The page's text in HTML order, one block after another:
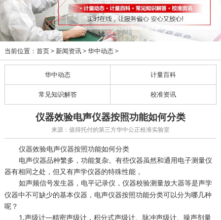
当前位置： 首页> 新闻资讯> 华中动态>
华中动态 计量百科
常见知识解答 校准资讯
仪器效验电声仪器按照功能如何分类
来源：值得托付的第三方华中公正校准实验室
仪器效验电声仪器按照功能如何分类
电声仪器品种繁多，功能复杂。有些仪器虽然和通用电子测量仪
器有相同之处，但又有声学仪器的特殊性能，
如声频信号发生器，电平记录仪， 仪器校验测量放大器等是声学
仪器中不可缺少的基本仪器，电声仪器按照功能分类可以分为哪几种
呢？
1.声级计—精密声级计，积分式声级计、脉冲声级计、噪声剂量